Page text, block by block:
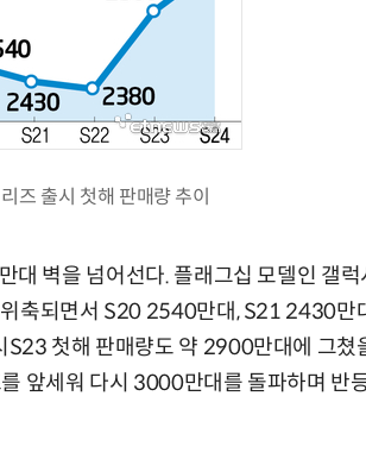
즈 출시 첫해 판매량 추이
벽을 넘어선다. 플래그십 모델인 갤럭
축되면서 S20 2540만대, S21 2430만
첫해 판매량도 약 2900만대에 그쳤
앞세워 다시 3000만대를 돌파하며 반